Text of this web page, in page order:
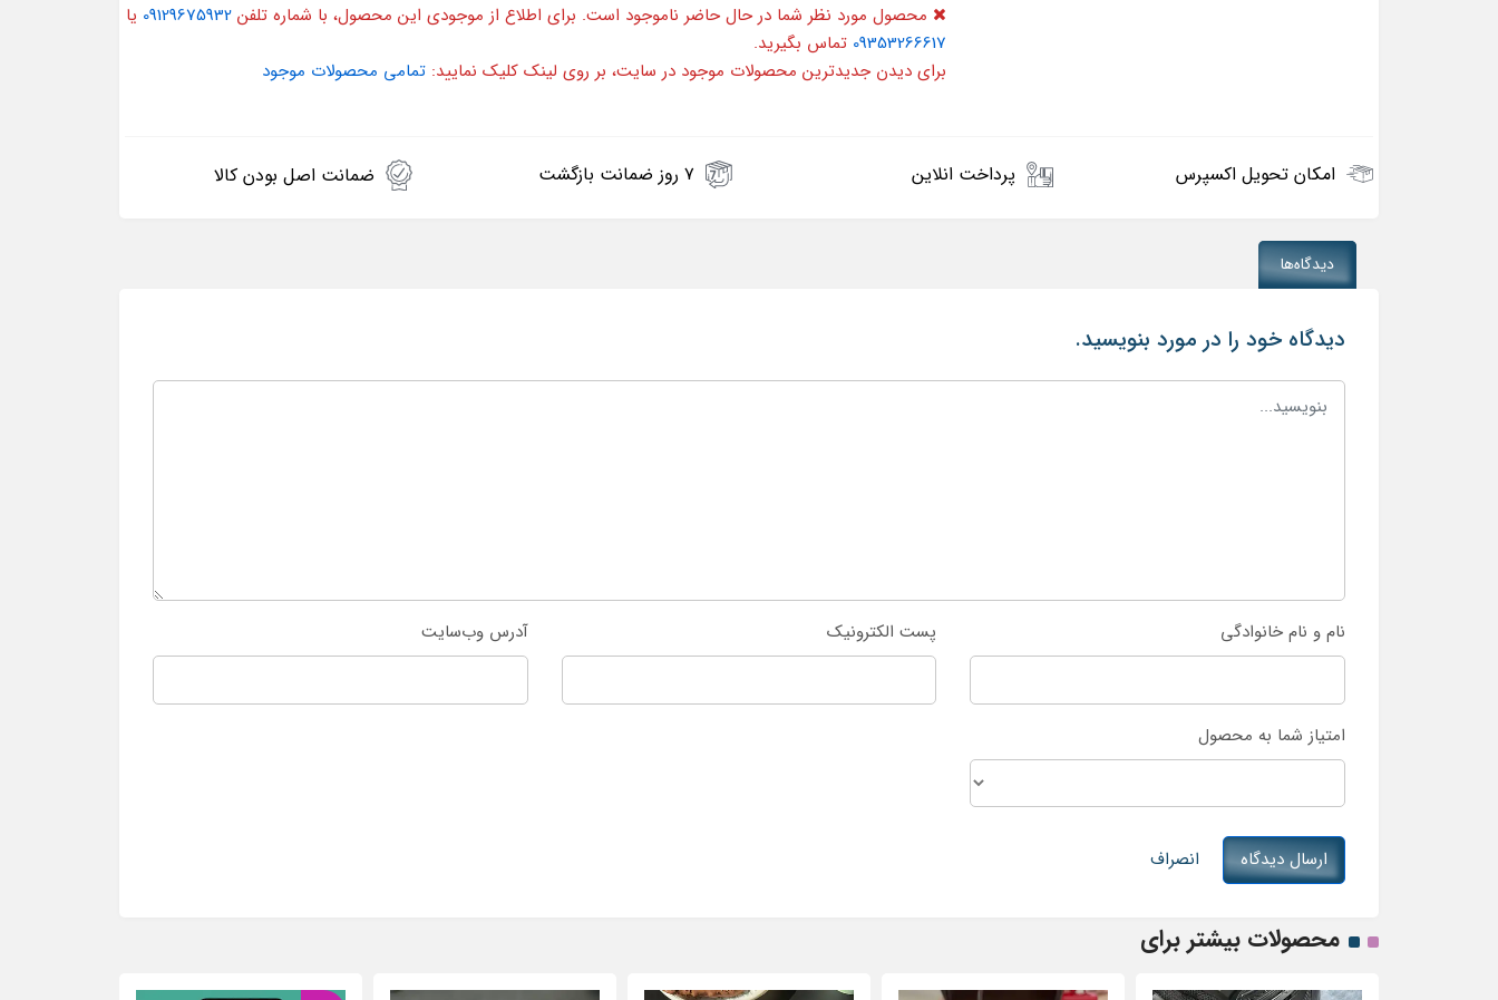
محصول مورد نظر شما در حال حاضر ناموجود است. برای اطلاع از موجودی این محصول، با شماره تلفن09129675932 یا
09353266617 تماس بگیرید.
برای دیدن جدیدترین محصولات موجود در سایت، بر روی لینک کلیک نمایید:تمامی محصولات موجود
امکان تحویل اکسپرس پرداخت انلاین ۷ روز ضمانت بازگشت ضمانت اصل بودن کالا
دیدگاه‌ها
دیدگاه خود را در مورد بنویسید.
نام و نام خانوادگی پست الکترونیک آدرس وب‌سایت
امتیاز شما به محصول
ارسال دیدگاه انصراف
محصولات بیشتر برای